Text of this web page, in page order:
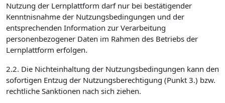
Nutzung der Lernplattform darf nur bei bestätigender
Kenntnisnahme der Nutzungsbedingungen und der
entsprechenden Information zur Verarbeitung
personenbezogener Daten im Rahmen des Betriebs der
Lernplattform erfolgen.
2.2. Die Nichteinhaltung der Nutzungsbedingungen kann den
sofortigen Entzug der Nutzungsberechtigung (Punkt 3.) bzw.
rechtliche Sanktionen nach sich ziehen.